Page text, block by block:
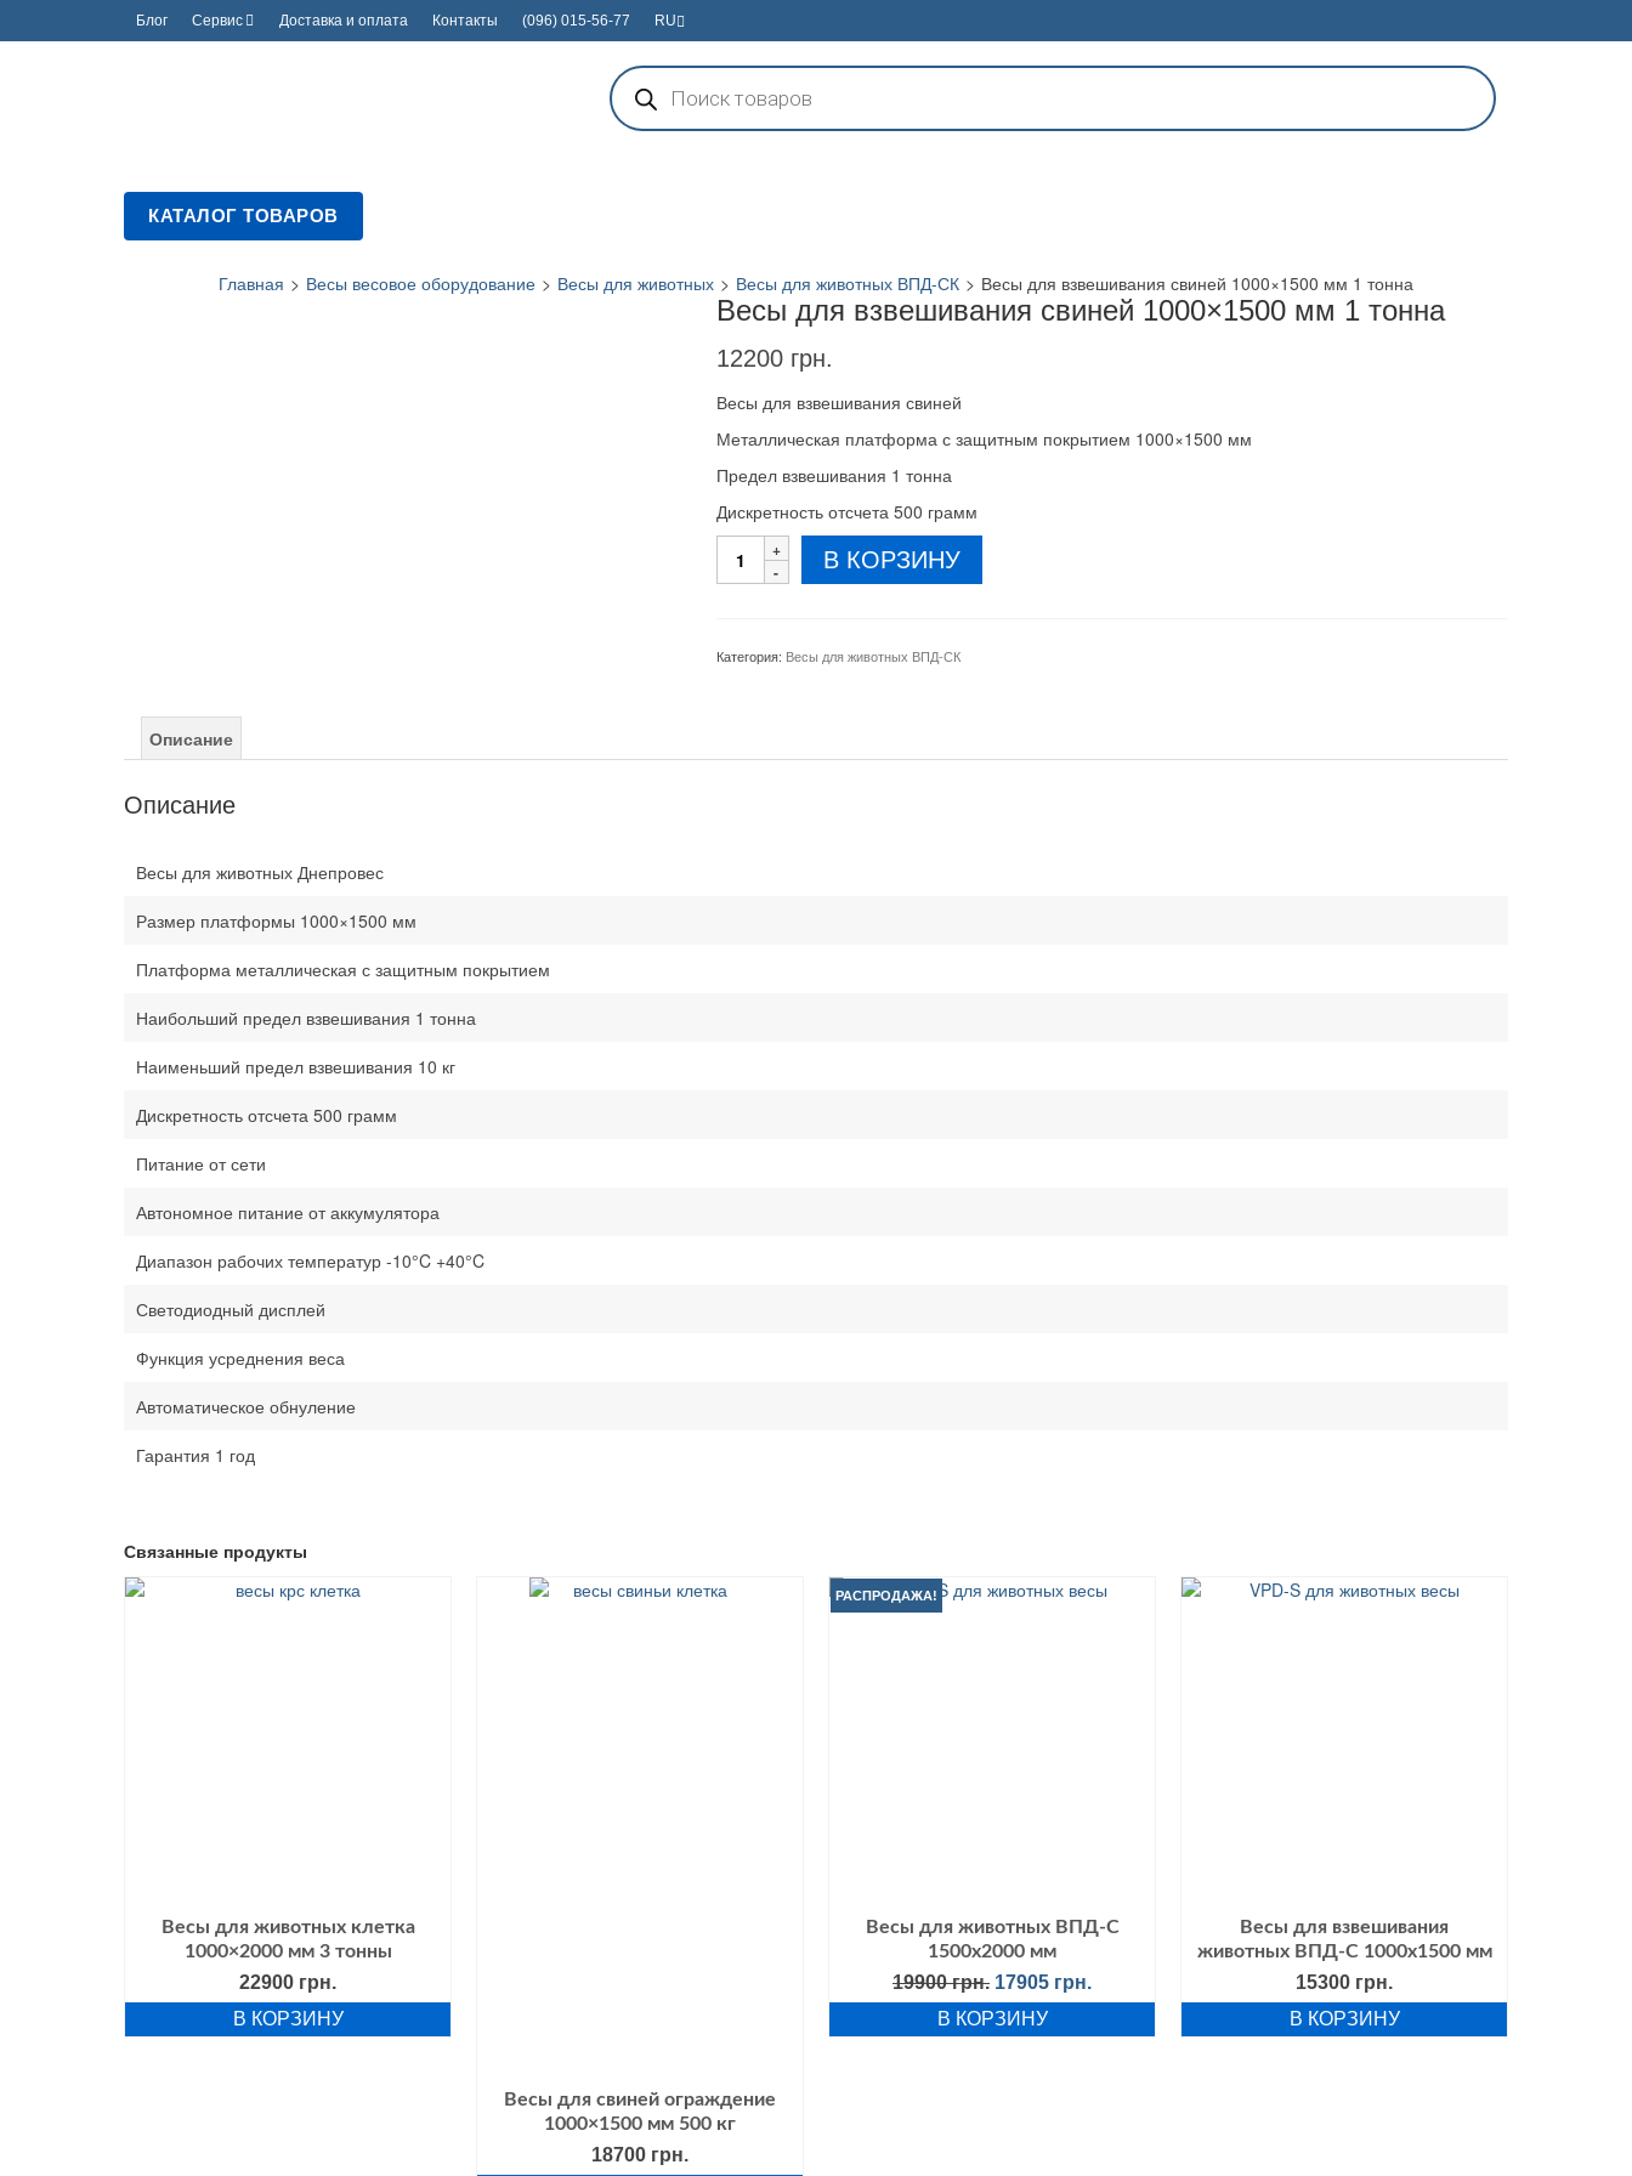
Блог Сервис Доставка и оплата Контакты (096) 015-56-77 RU
Поиск
товаров
КАТАЛОГ ТОВАРОВ
Главная > Весы весовое оборудование > Весы для животных > Весы для животных ВПД-СК > Весы для взвешивания свиней 1000×1500 мм 1 тонна
Весы для взвешивания свиней 1000×1500 мм 1 тонна
12200 грн.
Весы для взвешивания свиней
Металлическая платформа с защитным покрытием 1000×1500 мм
Предел взвешивания 1 тонна
Дискретность отсчета 500 грамм
Количество
товара
свиней
тонна
В КОРЗИНУ
Категория: Весы для животных ВПД-СК
Описание
Описание
Весы для животных Днепровес
Размер платформы 1000×1500 мм
Платформа металлическая с защитным покрытием
Наибольший предел взвешивания 1 тонна
Наименьший предел взвешивания 10 кг
Дискретность отсчета 500 грамм
Питание от сети
Автономное питание от аккумулятора
Диапазон рабочих температур -10°C +40°C
Светодиодный дисплей
Функция усреднения веса
Автоматическое обнуление
Гарантия 1 год
Связанные продукты
Весы для животных клетка
1000×2000 мм 3 тонны
22900 грн.
В КОРЗИНУ
Весы для свиней ограждение
1000×1500 мм 500 кг
18700 грн.
РАСПРОДАЖА!
Весы для животных ВПД-С
1500х2000 мм
19900грн. Первоначальная
цена
составляла
17905 грн.
цена:
В КОРЗИНУ
Весы для взвешивания
животных ВПД-С 1000х1500 мм
15300 грн.
В КОРЗИНУ